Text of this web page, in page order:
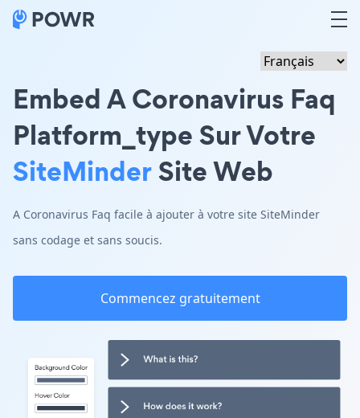
Embed A Coronavirus Faq
Platform_type Sur Votre
SiteMinderSite Web
A Coronavirus Faq facile à ajouter à votre site SiteMinder
sans codage et sans soucis.
Commencez gratuitement